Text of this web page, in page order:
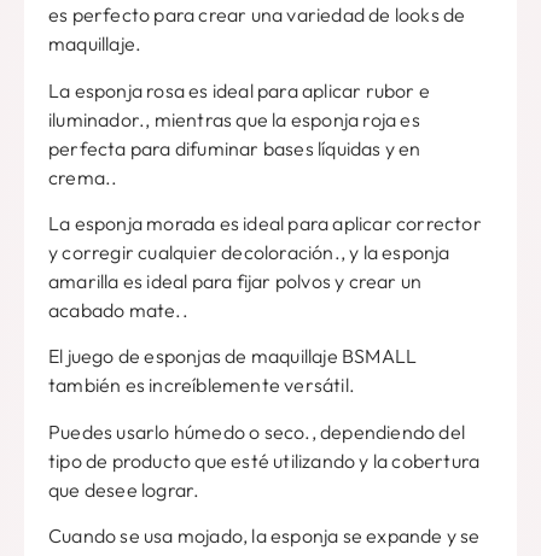
es perfecto para crear una variedad de looks de
maquillaje.
La esponja rosa es ideal para aplicar rubor e
iluminador., mientras que la esponja roja es
perfecta para difuminar bases líquidas y en
crema..
La esponja morada es ideal para aplicar corrector
y corregir cualquier decoloración., y la esponja
amarilla es ideal para fijar polvos y crear un
acabado mate..
El juego de esponjas de maquillaje BSMALL
también es increíblemente versátil.
Puedes usarlo húmedo o seco., dependiendo del
tipo de producto que esté utilizando y la cobertura
que desee lograr.
Cuando se usa mojado, la esponja se expande y se